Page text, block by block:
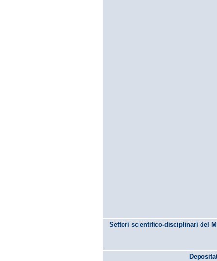
Settori scientifico-disciplinari del